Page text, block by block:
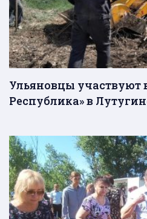
Ульяновцы участвуют
Республика» в